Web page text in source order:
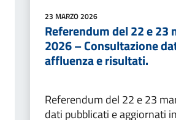
23 MARZO 2026
Referendum del 22 e 23
2026 – Consultazione
affluenza e risultati.
Referendum del 22 e 23
dati pubblicati e aggiornati